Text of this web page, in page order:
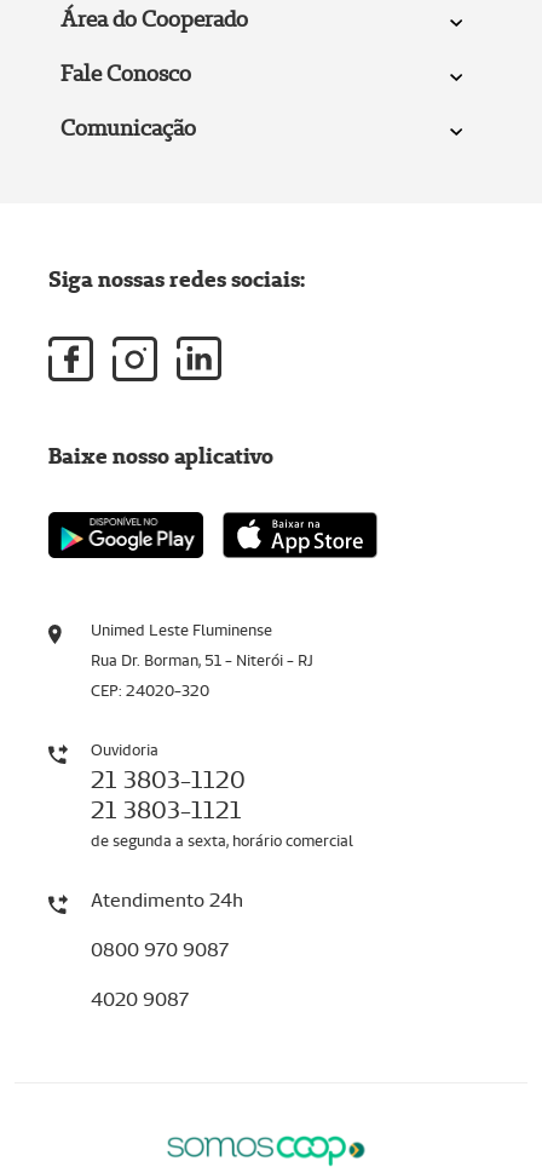
Área do Cooperado
Fale Conosco
Comunicação
Unimed Leste Fluminense
Rua Dr. Borman, 51 - Niterói - RJ
CEP: 24020-320
Ouvidoria
21 3803-1120
21 3803-1121
de segunda a sexta, horário comercial
Atendimento 24h
0800 970 9087
4020 9087
Siga nossas redes sociais:
Baixe nosso aplicativo